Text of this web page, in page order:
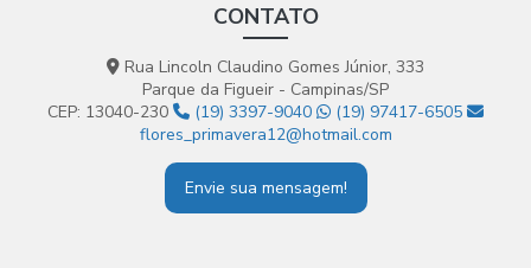
CONTATO
Rua Lincoln Claudino Gomes Júnior, 333
Parque da Figueir - Campinas/SP
CEP: 13040-230
(19) 3397-9040
(19) 97417-6505
flores_primavera12@hotmail.com
Envie sua mensagem!